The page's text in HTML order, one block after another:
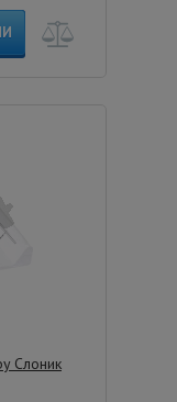
Слоник